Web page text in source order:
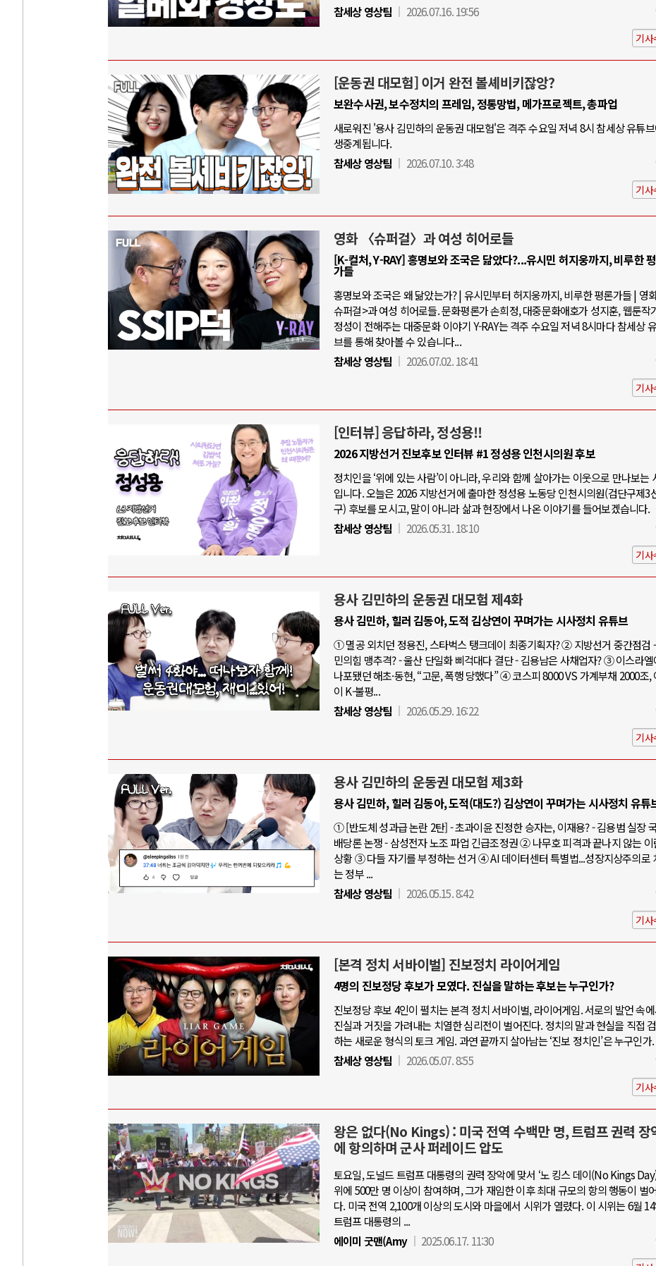
참세상 영상팀
2026.07.16. 19:56
기사
[운동권 대모험] 이거 완전 볼셰비키잖앙?
보완수사권, 보수정치의 프레임, 정통망법, 메가프로젝트, 총파업
새로워진 '용사 김민하의 운동권 대모험'은 격주 수요일 저녁 8시 참세상 유튜
생중계됩니다.
참세상 영상팀
2026.07.10. 3:48
기사
영화 〈슈퍼걸〉과 여성 히어로들
[K-컬처, Y-RAY] 홍명보와 조국은 닮았다?...유시민 허지웅까지, 비루한
가들
홍명보와 조국은 왜 닮았는가? | 유시민부터 허지웅까지, 비루한 평론가들 | 영
슈퍼걸>과 여성 히어로들. 문화평론가 손희정, 대중문화애호가 성지훈, 웹툰작
정성이 전해주는 대중문화 이야기 Y-RAY는 격주 수요일 저녁 8시마다 참세상
브를 통해 찾아볼 수 있습니다...
참세상 영상팀
2026.07.02. 18:41
기사
[인터뷰] 응답하라, 정성용!!
2026 지방선거 진보후보 인터뷰 #1 정성용 인천시의원 후보
정치인을 ‘위에 있는 사람’이 아니라, 우리와 함께 살아가는 이웃으로 만나보는
입니다. 오늘은 2026 지방선거에 출마한 정성용 노동당 인천시의원(검단구제3
구) 후보를 모시고, 말이 아니라 삶과 현장에서 나온 이야기를 들어보겠습니다.
참세상 영상팀
2026.05.31. 18:10
기사
용사 김민하의 운동권 대모험 제4화
용사 김민하, 힐러 김동아, 도적 김상연이 꾸며가는 시사정치 유튜브
① 멸공 외치던 정용진, 스타벅스 탱크데이 최종기획자? ② 지방선거 중간점검
민의힘 맹추격? - 울산 단일화 삐걱대다 결단 - 김용남은 사채업자? ③ 이스라엘
나포됐던 해초·동현, “고문, 폭행 당했다” ④ 코스피 8000 VS 가계부채 2000조,
이 K-불평...
참세상 영상팀
2026.05.29. 16:22
기사
용사 김민하의 운동권 대모험 제3화
용사 김민하, 힐러 김동아, 도적(대도?) 김상연이 꾸며가는 시사정치 유튜
① [반도체 성과급 논란 2탄] - 초과이윤 진정한 승자는, 이재용? - 김용범 실장
배당론 논쟁 - 삼성전자 노조 파업 긴급조정권 ② 나무호 피격과 끝나지 않는 이
상황 ③ 다들 자기를 부정하는 선거 ④ AI 데이터센터 특별법...성장지상주의로
는 정부 ...
참세상 영상팀
2026.05.15. 8:42
기사
[본격 정치 서바이벌] 진보정치 라이어게임
4명의 진보정당 후보가 모였다. 진실을 말하는 후보는 누구인가?
진보정당 후보 4인이 펼치는 본격 정치 서바이벌, 라이어게임. 서로의 발언 속
진실과 거짓을 가려내는 치열한 심리전이 벌어진다. 정치의 말과 현실을 직접
하는 새로운 형식의 토크 게임. 과연 끝까지 살아남는 ‘진보 정치인’은 누구인가.
참세상 영상팀
2026.05.07. 8:55
기사
왕은 없다(No Kings) : 미국 전역 수백만 명, 트럼프 권력 장
에 항의하며 군사 퍼레이드 압도
토요일, 도널드 트럼프 대통령의 권력 장악에 맞서 ‘노 킹스 데이(No Kings
위에 500만 명 이상이 참여하며, 그가 재임한 이후 최대 규모의 항의 행동이 벌
다. 미국 전역 2,100개 이상의 도시와 마을에서 시위가 열렸다. 이 시위는 6월
트럼프 대통령의 ...
에이미 굿맨(Amy
2025.06.17. 11:30